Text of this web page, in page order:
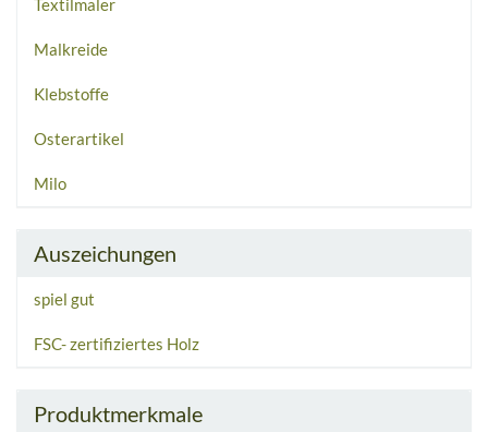
Textilmaler
Malkreide
Klebstoffe
Osterartikel
Milo
Auszeichungen
spiel gut
FSC- zertifiziertes Holz
Produktmerkmale